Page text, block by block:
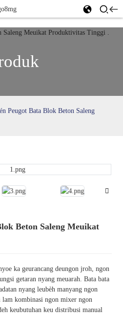
Peugot Bata Blok Beton Saleng
Beton Saleng Meuikat
ka geurancang deungon jroh, ngon
getaran nyang meuarah. Bata bata
nyang leubèh manyang ngon
lam kombinasi ngon mixer ngon
keubutuhan keu distribusi manual